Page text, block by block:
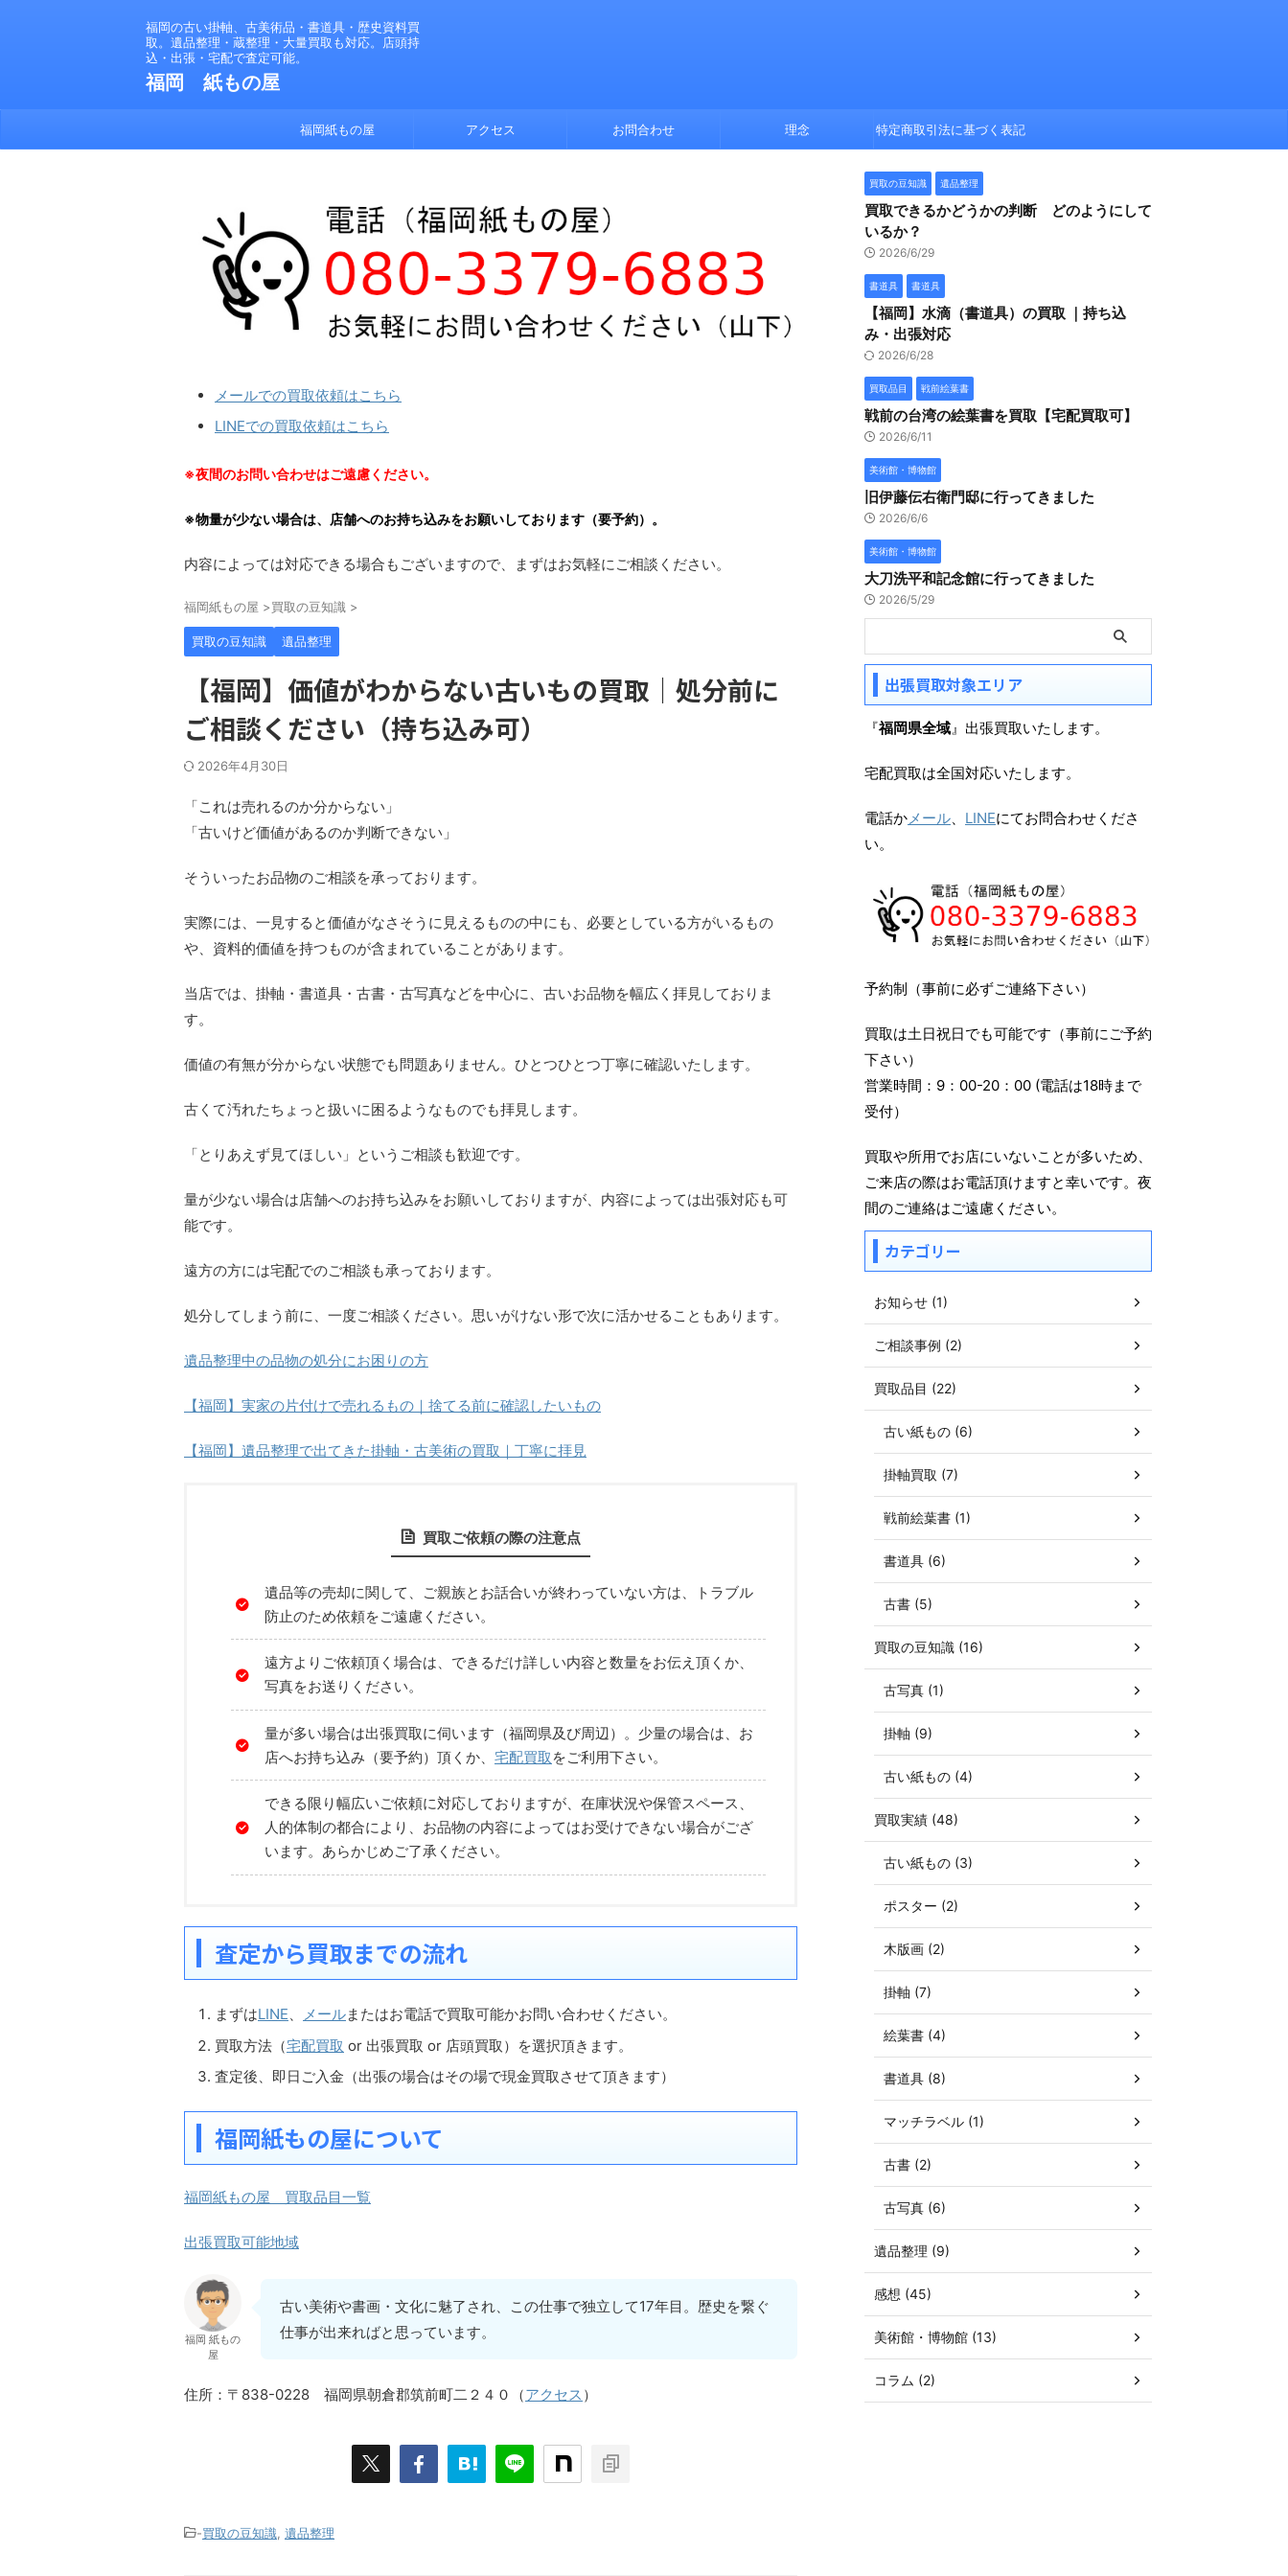
福岡の古い掛軸、古美術品・書道具・歴史資料買
取。遺品整理・蔵整理・大量買取も対応。店頭持
込・出張・宅配で査定可能。
福岡 紙もの屋
福岡紙もの屋 アクセス お問合わせ 理念 特定商取引法に基づく表記
メールでの買取依頼はこちら
LINEでの買取依頼はこちら
※夜間のお問い合わせはご遠慮ください。
※物量が少ない場合は、店舗へのお持ち込みをお願いしております（要予約）。
内容によっては対応できる場合もございますので、まずはお気軽にご相談ください。
福岡紙もの屋 >買取の豆知識 >
買取の豆知識 遺品整理
【福岡】価値がわからない古いもの買取｜処分前に
ご相談ください（持ち込み可）
2026年4月30日
「これは売れるのか分からない」
「古いけど価値があるのか判断できない」
そういったお品物のご相談を承っております。
実際には、一見すると価値がなさそうに見えるものの中にも、必要としている方がいるもの
や、資料的価値を持つものが含まれていることがあります。
当店では、掛軸・書道具・古書・古写真などを中心に、古いお品物を幅広く拝見しておりま
す。
価値の有無が分からない状態でも問題ありません。ひとつひとつ丁寧に確認いたします。
古くて汚れたちょっと扱いに困るようなものでも拝見します。
「とりあえず見てほしい」というご相談も歓迎です。
量が少ない場合は店舗へのお持ち込みをお願いしておりますが、内容によっては出張対応も可
能です。
遠方の方には宅配でのご相談も承っております。
処分してしまう前に、一度ご相談ください。思いがけない形で次に活かせることもあります。
遺品整理中の品物の処分にお困りの方
【福岡】実家の片付けで売れるもの｜捨てる前に確認したいもの
【福岡】遺品整理で出てきた掛軸・古美術の買取｜丁寧に拝見
買取ご依頼の際の注意点
遺品等の売却に関して、ご親族とお話合いが終わっていない方は、トラブル
防止のため依頼をご遠慮ください。
遠方よりご依頼頂く場合は、できるだけ詳しい内容と数量をお伝え頂くか、
写真をお送りください。
量が多い場合は出張買取に伺います（福岡県及び周辺）。少量の場合は、お
店へお持ち込み（要予約）頂くか、 宅配買取 をご利用下さい。
できる限り幅広いご依頼に対応しておりますが、在庫状況や保管スペース、
人的体制の都合により、お品物の内容によってはお受けできない場合がござ
います。あらかじめご了承ください。
査定から買取までの流れ
まずはLINE、 メールまたはお電話で買取可能かお問い合わせください。
買取方法（宅配買取 or 出張買取 or 店頭買取）を選択頂きます。
査定後、即日ご入金（出張の場合はその場で現金買取させて頂きます）
福岡紙もの屋について
福岡紙もの屋 買取品目一覧
出張買取可能地域
福岡 紙もの
屋
古い美術や書画・文化に魅了され、この仕事で独立して17年目。歴史を繋ぐ
仕事が出来ればと思っています。
住所：〒838-0228 福岡県朝倉郡筑前町二２４０（アクセス ）
-買取の豆知識 遺品整理
買取の豆知識 遺品整理
買取できるかどうかの判断 どのようにして
いるか？
2026/6/29
書道具 書道具
【福岡】水滴（書道具）の買取 ｜持ち込
み・出張対応
2026/6/28
買取品目 戦前絵葉書
戦前の台湾の絵葉書を買取【宅配買取可】
2026/6/11
美術館・博物館
旧伊藤伝右衛門邸に行ってきました
2026/6/6
美術館・博物館
大刀洗平和記念館に行ってきました
2026/5/29
出張買取対象エリア
『福岡県全域』出張買取いたします。
宅配買取は全国対応いたします。
電話かメール、 LINEにてお問合わせくださ
い。
予約制（事前に必ずご連絡下さい）
買取は土日祝日でも可能です（事前にご予約
下さい）
営業時間：9：00-20：00 (電話は18時まで
受付）
買取や所用でお店にいないことが多いため、
ご来店の際はお電話頂けますと幸いです。夜
間のご連絡はご遠慮ください。
カテゴリー
お知らせ (1)
ご相談事例 (2)
買取品目 (22)
古い紙もの (6)
掛軸買取 (7)
戦前絵葉書 (1)
書道具 (6)
古書 (5)
買取の豆知識 (16)
古写真 (1)
掛軸 (9)
古い紙もの (4)
買取実績 (48)
古い紙もの (3)
ポスター (2)
木版画 (2)
掛軸 (7)
絵葉書 (4)
書道具 (8)
マッチラベル (1)
古書 (2)
古写真 (6)
遺品整理 (9)
感想 (45)
美術館・博物館 (13)
コラム (2)